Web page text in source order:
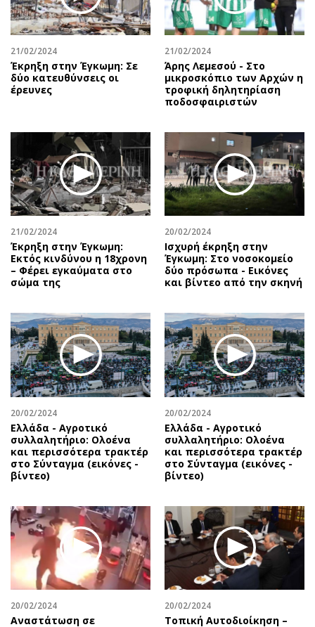
Περιβάλλον
Ελλάδα
Κόσμος
Παράξενα
Πολιτισμός
Μουσική
Εικαστικά
Βιβλίο
Χειρόγραφα
Ταξίδια
Συνταγές
Έξοδος
Media
Εκπομπές
Wine routes
Uncut
Προσφορές
Προσωπικότητες στην ''Κ''
Επιστολές
21/02/2024
Έκρηξη στην Έγκωμη: Σε
δύο κατευθύνσεις οι
έρευνες
21/02/2024
Άρης Λεμεσού - Στο
μικροσκόπιο των Αρχών η
τροφική δηλητηρίαση
ποδοσφαιριστών
21/02/2024
Έκρηξη στην Έγκωμη:
Εκτός κινδύνου η 18χρονη
– Φέρει εγκαύματα στο
σώμα της
20/02/2024
Ισχυρή έκρηξη στην
Έγκωμη: Στο νοσοκομείο
δύο πρόσωπα - Εικόνες
και βίντεο από την σκηνή
20/02/2024
Ελλάδα - Αγροτικό
συλλαλητήριο: Ολοένα
και περισσότερα τρακτέρ
στο Σύνταγμα (εικόνες -
βίντεο)
20/02/2024
Ελλάδα - Αγροτικό
συλλαλητήριο: Ολοένα
και περισσότερα τρακτέρ
στο Σύνταγμα (εικόνες -
βίντεο)
20/02/2024
Αναστάτωση σε
20/02/2024
Τοπική Αυτοδιοίκηση –